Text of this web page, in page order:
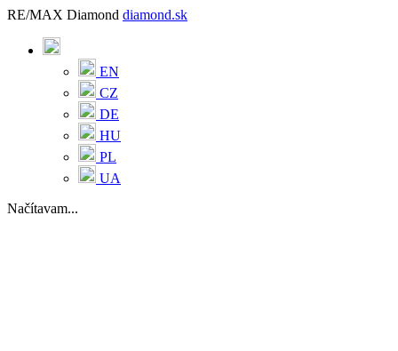
RE/MAX Diamond diamond.sk
EN
CZ
DE
HU
PL
UA
Načítavam...